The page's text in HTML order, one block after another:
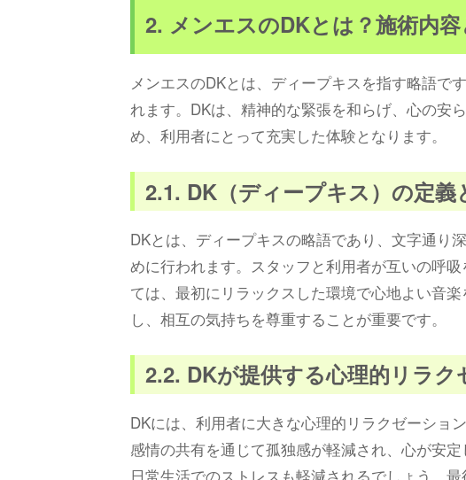
2. メンエスのDKとは？施術内
メンエスのDKとは、ディープキスを指す略語で
れます。DKは、精神的な緊張を和らげ、心の安
め、利用者にとって充実した体験となります。
2.1. DK（ディープキス）の定義
DKとは、ディープキスの略語であり、文字通り
めに行われます。スタッフと利用者が互いの呼
ては、最初にリラックスした環境で心地よい音
し、相互の気持ちを尊重することが重要です。
2.2. DKが提供する心理的リラク
DKには、利用者に大きな心理的リラクゼーショ
感情の共有を通じて孤独感が軽減され、心が安
日常生活でのストレスも軽減されるでしょう。